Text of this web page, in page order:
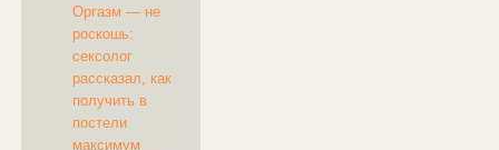
Оргазм — не
роскошь:
сексолог
рассказал, как
получить в
постели
максимум